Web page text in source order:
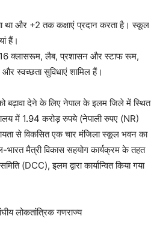
था और +2 तक कक्षाएं प्रदान करता है। स्कूल
हैं।
क्लासरूम, लैब, प्रशासन और स्टाफ रूम,
स्वच्छता सुविधाएं शामिल हैं।
बढ़ावा देने के लिए नेपाल के इलम जिले में स्थित
में 1.94 करोड़ रुपये (नेपाली रुपए (NR)
से विकसित एक चार मंजिला स्कूल भवन का
भारत मैत्री विकास सहयोग कार्यक्रम के तहत
(DCC), इलम द्वारा कार्यान्वित किया गया
लोकतांत्रिक गणराज्य